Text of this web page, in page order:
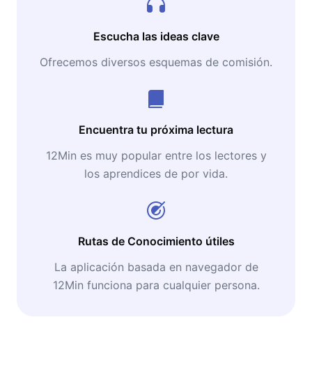
Escucha las ideas clave
Ofrecemos diversos esquemas de comisión.
Encuentra tu próxima lectura
12Min es muy popular entre los lectores y
los aprendices de por vida.
Rutas de Conocimiento útiles
La aplicación basada en navegador de
12Min funciona para cualquier persona.